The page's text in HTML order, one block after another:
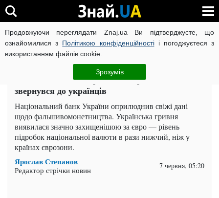
Продовжуючи переглядати Znaj.ua Ви підтверджуєте, що
ознайомилися з Політикою конфіденційностіі погоджуєтеся з
використанням файлів cookie.
Зрозумів
ВІЙНА РОСІЇ ПРОТИ УКРАЇНИ КОРОНАВІРУС В УКРАЇНІ
ЧИТАТЬ НА РУССКОМ
Швидко міняйте євро: НБУ терміново
звернувся до українців
Національний банк України оприлюднив свіжі дані
щодо фальшивомонетництва. Українська гривня
виявилася значно захищенішою за євро — рівень
підробок національної валюти в рази нижчий, ніж у
країнах єврозони.
Ярослав Степанов
Редактор стрічки новин 7 червня, 05:20